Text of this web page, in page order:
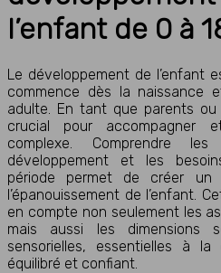
l’enfant de 0 à
Le développement de l’enfant
commence dès la naissance
adulte. En tant que parents
crucial pour accompagner
complexe. Comprendre
développement et les
période permet de créer un
l’épanouissement de l’enfant.
en compte non seulement les
mais aussi les dimensions
sensorielles, essentielles à la
équilibré et confiant.